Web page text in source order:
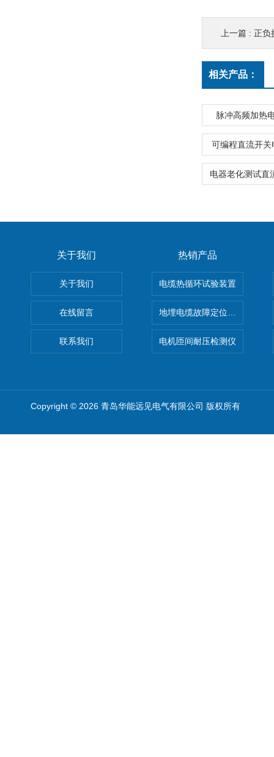
上一篇 : 正负
相关产品：
脉冲高频加热
可编程直流开
关于我们
关于我们
在线留言
联系我们
热销产品
电缆热循环试验装置
地埋电缆故障定位仪 地下电
电机匝间耐压检测仪
Copyright © 2026 青岛华能远见电气有限公司 版权所有